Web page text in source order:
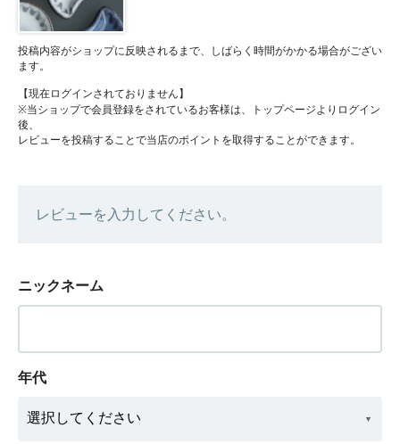
投稿内容がショップに反映されるまで、しばらく時間がかかる場合がござい
ます。
【現在ログインされておりません】
※当ショップで会員登録をされているお客様は、トップページよりログイン
後、
レビューを投稿することで当店のポイントを取得することができます。
レビューを入力してください。
ニックネーム
年代